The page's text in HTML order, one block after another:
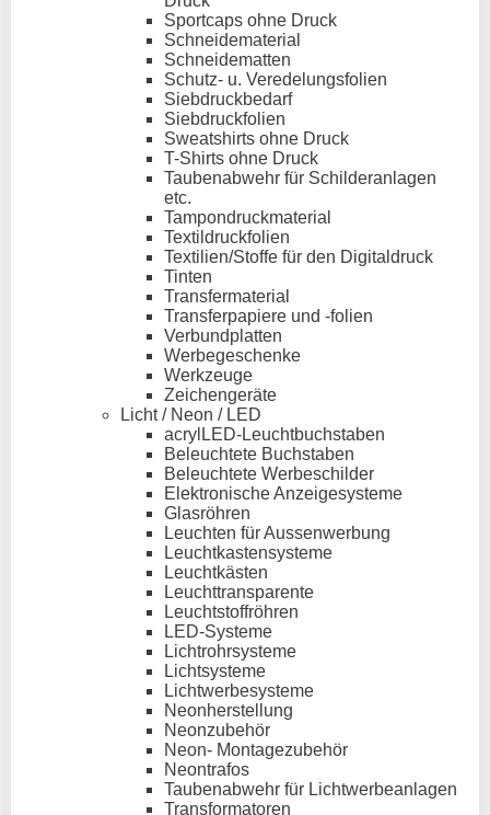
Sportcaps ohne Druck
Schneidematerial
Schneidematten
Schutz- u. Veredelungsfolien
Siebdruckbedarf
Siebdruckfolien
Sweatshirts ohne Druck
T-Shirts ohne Druck
Taubenabwehr für Schilderanlagen
etc.
Tampondruckmaterial
Textildruckfolien
Textilien/Stoffe für den Digitaldruck
Tinten
Transfermaterial
Transferpapiere und -folien
Verbundplatten
Werbegeschenke
Werkzeuge
Zeichengeräte
Licht / Neon / LED
acrylLED-Leuchtbuchstaben
Beleuchtete Buchstaben
Beleuchtete Werbeschilder
Elektronische Anzeigesysteme
Glasröhren
Leuchten für Aussenwerbung
Leuchtkastensysteme
Leuchtkästen
Leuchttransparente
Leuchtstoffröhren
LED-Systeme
Lichtrohrsysteme
Lichtsysteme
Lichtwerbesysteme
Neonherstellung
Neonzubehör
Neon- Montagezubehör
Neontrafos
Taubenabwehr für Lichtwerbeanlagen
Transformatoren